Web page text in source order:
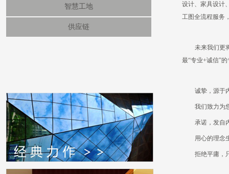
智慧工地
供应链
设计、家具设计
工图全流程服务
未来我们更
最“专业+诚信”
诚挚，源于
我们致力为
承诺，发自
用心的理念
拒绝平庸，